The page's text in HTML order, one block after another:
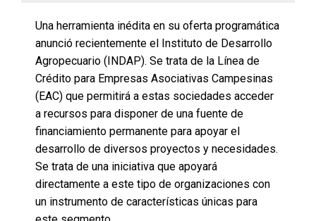
Una herramienta inédita en su oferta programática
anunció recientemente el Instituto de Desarrollo
Agropecuario (INDAP). Se trata de la Línea de
Crédito para Empresas Asociativas Campesinas
(EAC) que permitirá a estas sociedades acceder
a recursos para disponer de una fuente de
financiamiento permanente para apoyar el
desarrollo de diversos proyectos y necesidades.
Se trata de una iniciativa que apoyará
directamente a este tipo de organizaciones con
un instrumento de características únicas para